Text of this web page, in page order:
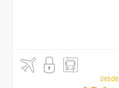
desde